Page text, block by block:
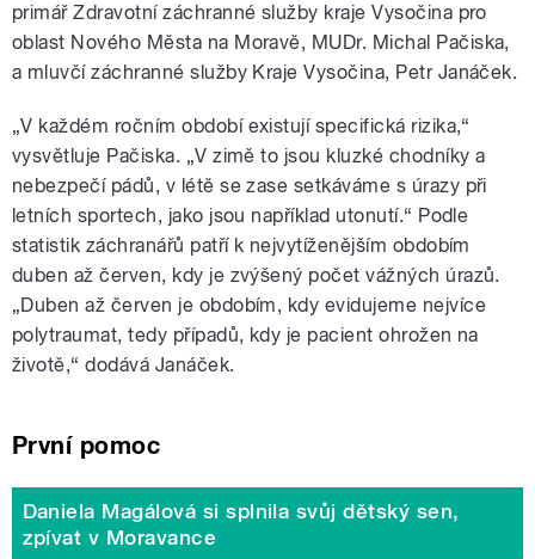
primář Zdravotní záchranné služby kraje Vysočina pro
oblast Nového Města na Moravě, MUDr. Michal Pačiska,
a mluvčí záchranné služby Kraje Vysočina, Petr Janáček.
„V každém ročním období existují specifická rizika,“
vysvětluje Pačiska. „V zimě to jsou kluzké chodníky a
nebezpečí pádů, v létě se zase setkáváme s úrazy při
letních sportech, jako jsou například utonutí.“ Podle
statistik záchranářů patří k nejvytíženějším obdobím
duben až červen, kdy je zvýšený počet vážných úrazů.
„Duben až červen je obdobím, kdy evidujeme nejvíce
polytraumat, tedy případů, kdy je pacient ohrožen na
životě,“ dodává Janáček.
První pomoc
Daniela Magálová si splnila svůj dětský sen,
zpívat v Moravance